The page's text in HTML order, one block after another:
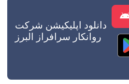
دانلود اپلیکیشن شرکت
روانکار سرافراز البرز